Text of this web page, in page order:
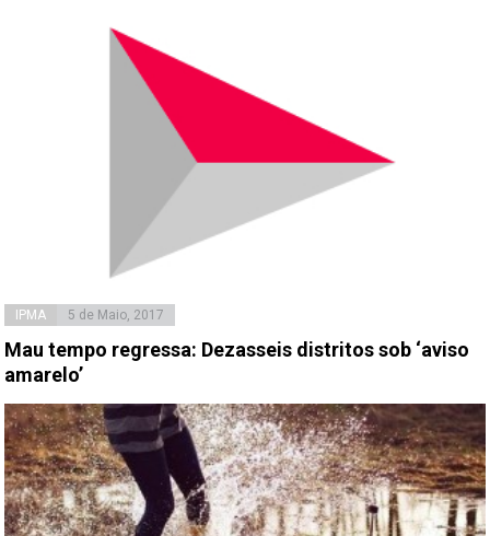
IPMA 5 de Maio, 2017
Mau tempo regressa: Dezasseis distritos sob ‘aviso
amarelo’